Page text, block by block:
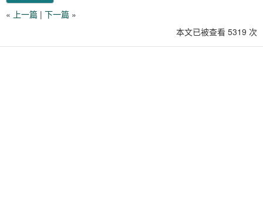
« 上一篇 | 下一篇 »
本文已被查看 5319 次